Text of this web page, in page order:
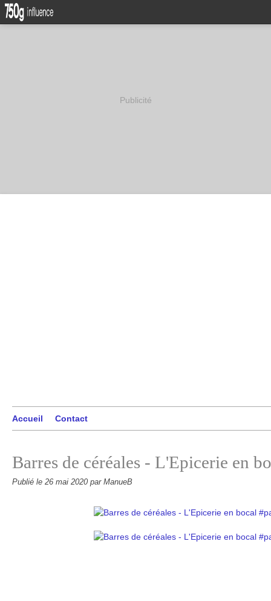
Publicité
Accueil Contact
Barres de céréales - L'Epicerie en
Publié le 26 mai 2020 par ManueB